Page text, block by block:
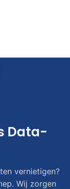
Data-
vernietigen?
Wij zorgen